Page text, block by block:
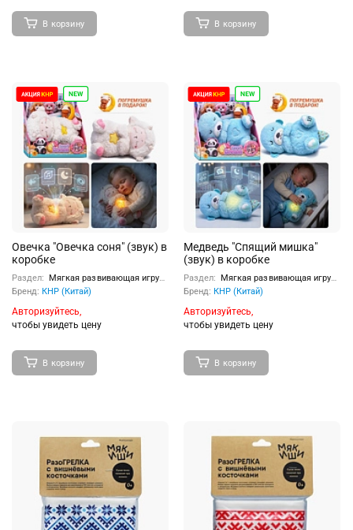
В корзину В корзину
Овечка "Овечка соня" (звук) в
коробке
Раздел:
Мягкая развивающая игрушка
Бренд: КНР (Китай)
Авторизуйтесь,
чтобы увидеть цену
В корзину
Медведь "Спящий мишка"
(звук) в коробке
Раздел:
Мягкая развивающая игрушка
Бренд: КНР (Китай)
Авторизуйтесь,
чтобы увидеть цену
В корзину